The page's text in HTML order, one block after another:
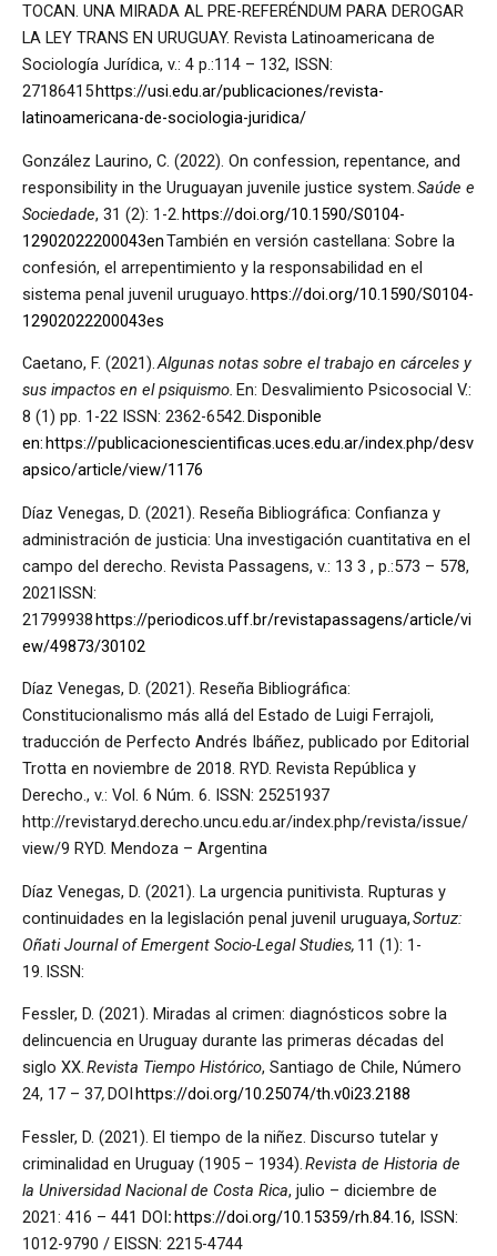
TOCAN. UNA MIRADA AL PRE-REFERÉNDUM PARA DEROGAR
LA LEY TRANS EN URUGUAY. Revista Latinoamericana de
Sociología Jurídica, v.: 4 p.:114 – 132, ISSN:
27186415https://usi.edu.ar/publicaciones/revista-
latinoamericana-de-sociologia-juridica/
González Laurino, C. (2022). On confession, repentance, and
responsibility in the Uruguayan juvenile justice system. Saúde e
Sociedade, 31 (2): 1-2. https://doi.org/10.1590/S0104-
12902022200043enTambién en versión castellana: Sobre la
confesión, el arrepentimiento y la responsabilidad en el
sistema penal juvenil uruguayo. https://doi.org/10.1590/S0104-
12902022200043es
Caetano, F. (2021).Algunas notas sobre el trabajo en cárceles y
sus impactos en el psiquismo. En: Desvalimiento Psicosocial V.:
8 (1) pp. 1-22 ISSN: 2362-6542.Disponible
en:https://publicacionescientificas.uces.edu.ar/index.php/desv
apsico/article/view/1176
Díaz Venegas, D. (2021). Reseña Bibliográfica: Confianza y
administración de justicia: Una investigación cuantitativa en el
campo del derecho. Revista Passagens, v.: 13 3 , p.:573 – 578,
2021ISSN:
21799938https://periodicos.uff.br/revistapassagens/article/vi
ew/49873/30102
Díaz Venegas, D. (2021). Reseña Bibliográfica:
Constitucionalismo más allá del Estado de Luigi Ferrajoli,
traducción de Perfecto Andrés Ibáñez, publicado por Editorial
Trotta en noviembre de 2018. RYD. Revista República y
Derecho., v.: Vol. 6 Núm. 6. ISSN: 25251937
http://revistaryd.derecho.uncu.edu.ar/index.php/revista/issue/
view/9 RYD. Mendoza – Argentina
Díaz Venegas, D. (2021). La urgencia punitivista. Rupturas y
continuidades en la legislación penal juvenil uruguaya,Sortuz:
Oñati Journal of Emergent Socio-Legal Studies, 11 (1): 1-
19. ISSN:
Fessler, D. (2021). Miradas al crimen: diagnósticos sobre la
delincuencia en Uruguay durante las primeras décadas del
siglo XX.Revista Tiempo Histórico, Santiago de Chile, Número
24, 17 – 37, DOI https://doi.org/10.25074/th.v0i23.2188
Fessler, D. (2021). El tiempo de la niñez. Discurso tutelar y
criminalidad en Uruguay (1905 – 1934).Revista de Historia de
la Universidad Nacional de Costa Rica, julio – diciembre de
2021: 416 – 441 DOI:https://doi.org/10.15359/rh.84.16, ISSN:
1012-9790 / EISSN: 2215-4744